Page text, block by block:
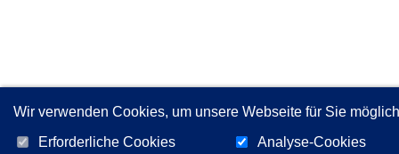
Wir verwenden Cookies, um unsere Webseite für Sie
Erforderliche Cookies
Analyse-Cookies